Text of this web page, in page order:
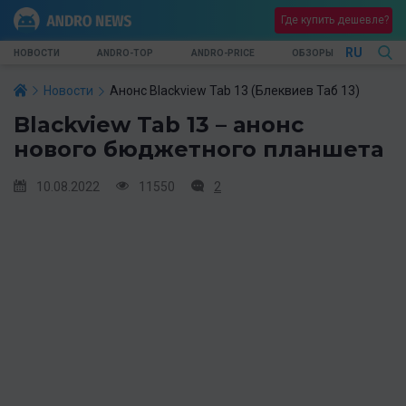
Где купить дешевле?
НОВОСТИ ANDRO-TOP ANDRO-PRICE ОБЗОРЫ RU
Новости Анонс Blackview Tab 13 (Блеквиев Таб 13)
Blackview Tab 13 – анонс
нового бюджетного планшета
10.08.2022 11550 2